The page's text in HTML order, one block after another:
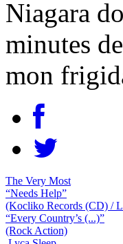
Niagara
minutes
mon
The Very Most
“Needs Help”
(Kocliko Records (CD) /
“Every Country’s (...)”
(Rock Action)